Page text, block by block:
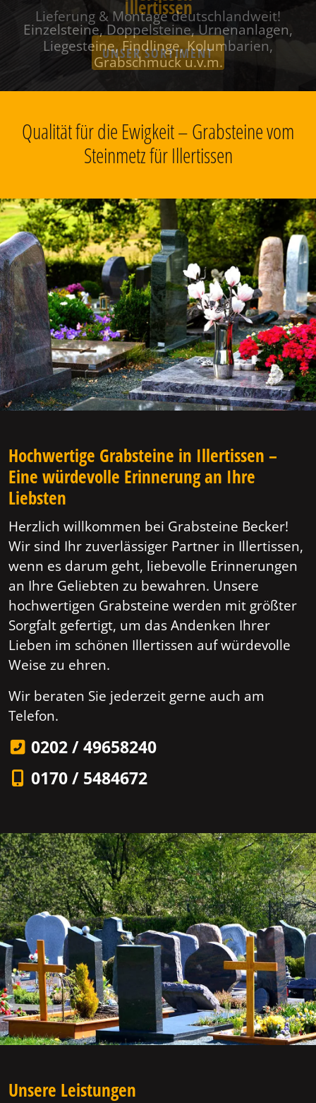
Illertissen
Einzelsteine, Doppelsteine, Urnenanlagen,
Liegesteine, Findlinge, Kolumbarien,
Grabschmuck u.v.m.
Qualität für die Ewigkeit – Grabsteine vom
Steinmetz für Illertissen
Hochwertige Grabsteine in Illertissen –
Eine würdevolle Erinnerung an Ihre
Liebsten
Herzlich willkommen bei Grabsteine Becker!
Wir sind Ihr zuverlässiger Partner in Illertissen,
wenn es darum geht, liebevolle Erinnerungen
an Ihre Geliebten zu bewahren. Unsere
hochwertigen Grabsteine werden mit größter
Sorgfalt gefertigt, um das Andenken Ihrer
Lieben im schönen Illertissen auf würdevolle
Weise zu ehren.
Wir beraten Sie jederzeit gerne auch am
Telefon.
0202 / 49658240
0170 / 5484672
Unsere Leistungen